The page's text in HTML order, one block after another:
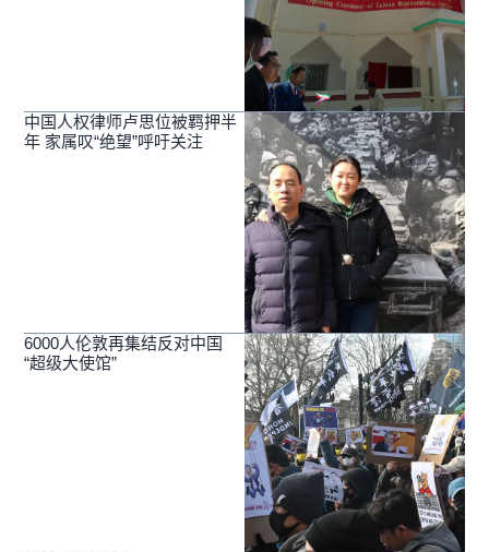
中国人权律师卢思位被羁押半
年 家属叹“绝望”呼吁关注
6000人伦敦再集结反对中国
“超级大使馆”